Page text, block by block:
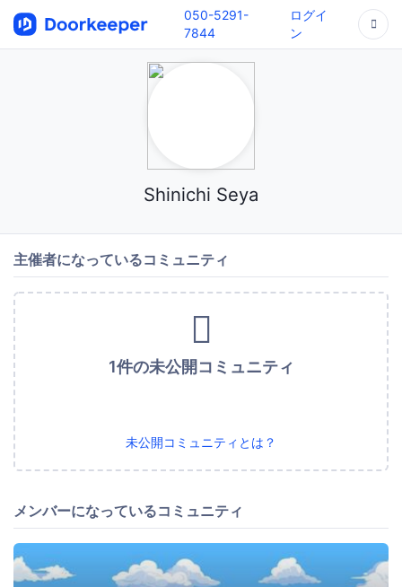
050-5291-
7844
ログイ
ン
Shinichi Seya
主催者になっているコミュニティ
1件の未公開コミュニティ
未公開コミュニティとは？
メンバーになっているコミュニティ